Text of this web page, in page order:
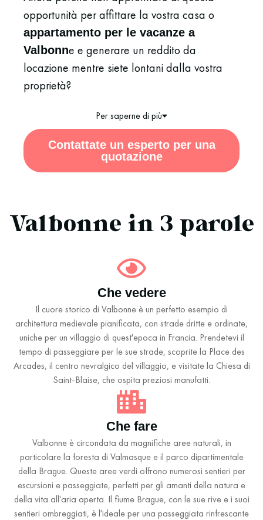
opportunità per affittare la vostra casa o
appartamento per le vacanze a
Valbonne e generare un reddito da
locazione mentre siete lontani dalla vostra
proprietà?
Per saperne di più
Contattate un esperto per una
quotazione
Valbonne in 3 parole
Che vedere
Il cuore storico di Valbonne è un perfetto esempio di
architettura medievale pianificata, con strade dritte e ordinate,
uniche per un villaggio di quest'epoca in Francia. Prendetevi il
tempo di passeggiare per le sue strade, scoprite la Place des
Arcades, il centro nevralgico del villaggio, e visitate la Chiesa di
Saint-Blaise, che ospita preziosi manufatti.
Che fare
Valbonne è circondata da magnifiche aree naturali, in
particolare la foresta di Valmasque e il parco dipartimentale
della Brague. Queste aree verdi offrono numerosi sentieri per
escursioni e passeggiate, perfetti per gli amanti della natura e
della vita all'aria aperta. Il fiume Brague, con le sue rive e i suoi
sentieri ombreggiati, è l'ideale per una passeggiata rinfrescante